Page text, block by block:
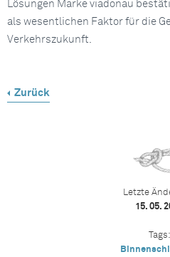
Lösungen Marke viadonau
als wesentlichen Faktor für die
Verkehrszukunft.
Zurück
Letzte
15. 05.
Tags: